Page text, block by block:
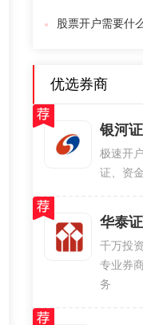
股票开户需要什
优选券商
银河
极速开
证、资
华泰
千万投
专业券
务